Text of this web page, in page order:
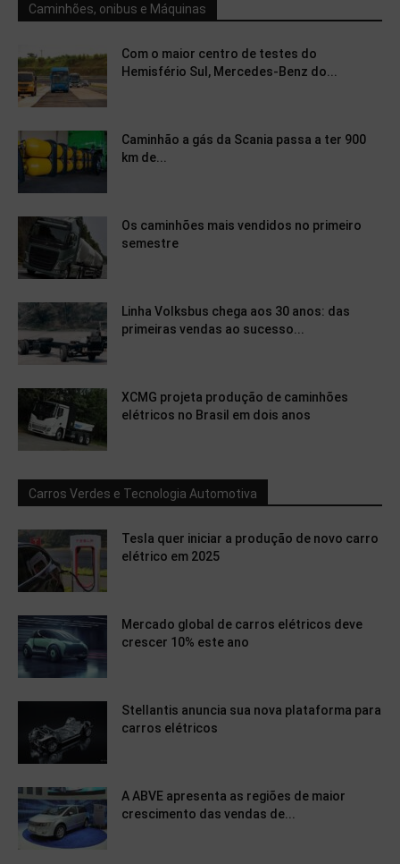
Caminhões, onibus e Máquinas
Com o maior centro de testes do
Hemisfério Sul, Mercedes-Benz do...
Caminhão a gás da Scania passa a ter 900
km de...
Os caminhões mais vendidos no primeiro
semestre
Linha Volksbus chega aos 30 anos: das
primeiras vendas ao sucesso...
XCMG projeta produção de caminhões
elétricos no Brasil em dois anos
Carros Verdes e Tecnologia Automotiva
Tesla quer iniciar a produção de novo carro
elétrico em 2025
Mercado global de carros elétricos deve
crescer 10% este ano
Stellantis anuncia sua nova plataforma para
carros elétricos
A ABVE apresenta as regiões de maior
crescimento das vendas de...